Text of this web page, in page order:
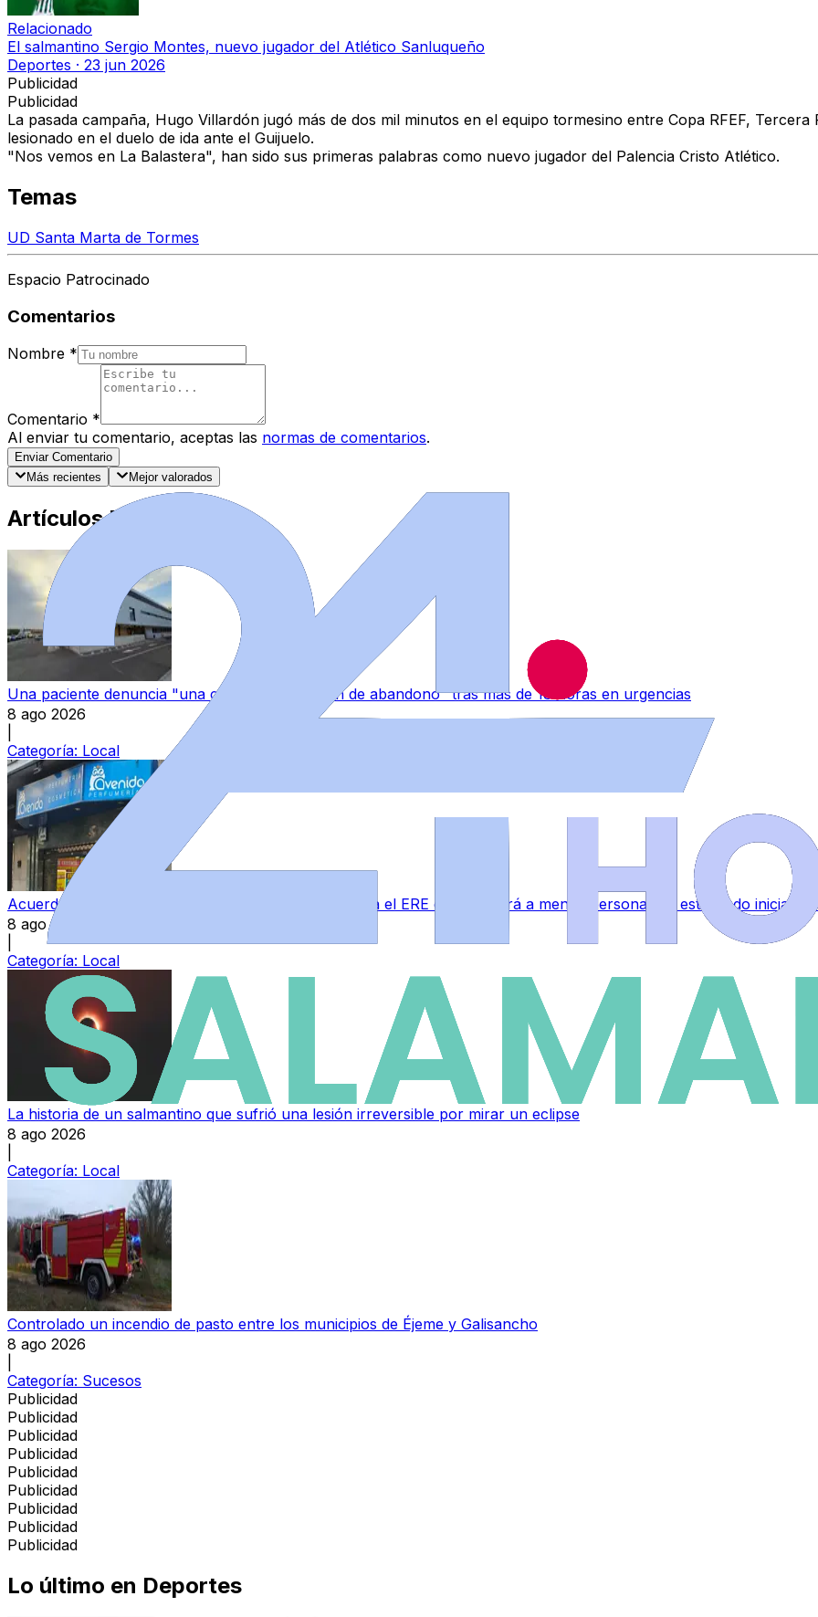
Relacionado
El salmantino Sergio Montes, nuevo jugador del Atlético Sanluqueño
Deportes · 23 jun 2026
Publicidad
Publicidad
La pasada campaña, Hugo Villardón jugó más de dos mil minutos en el equipo tormesino entre Copa RFEF,
lesionado en el duelo de ida ante el Guijuelo.
"Nos vemos en La Balastera", han sido sus primeras palabras como nuevo jugador del Palencia Cristo Atlético.
Temas
UD Santa Marta de Tormes
Espacio Patrocinado
Comentarios
Nombre *
Comentario *
Al enviar tu comentario, aceptas las normas de comentarios.
Enviar Comentario
Más recientes
Mejor valorados
Artículos Destacados
Una paciente denuncia "una continua sensación de abandono" tras más de 18 horas en urgencias
8 ago 2026
Categoría: Local
Acuerdo entre Perfumerías Avenida y sindicatos para el ERE que afectará a menos personal del estipulado
8 ago 2026
Categoría: Local
La historia de un salmantino que sufrió una lesión irreversible por mirar un eclipse
8 ago 2026
Categoría: Local
Controlado un incendio de pasto entre los municipios de Éjeme y Galisancho
8 ago 2026
Categoría: Sucesos
Publicidad
Publicidad
Publicidad
Publicidad
Publicidad
Publicidad
Publicidad
Publicidad
Publicidad
Lo último en Deportes